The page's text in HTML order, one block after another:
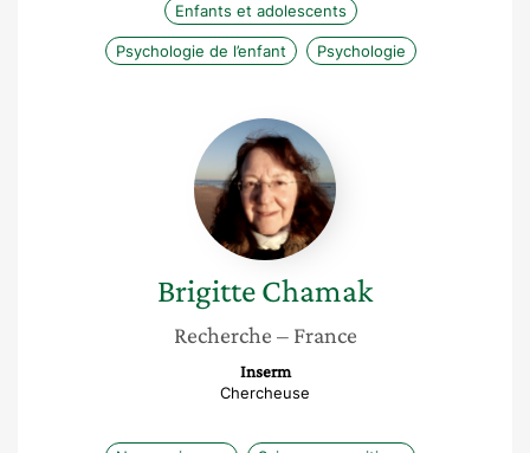
Enfants et adolescents
Psychologie de l’enfant Psychologie
Brigitte
Chamak
BrigitteChamak
Recherche – France
Inserm
Chercheuse